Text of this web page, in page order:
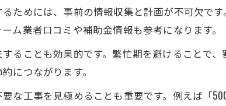
ためには、事前の情報収集と計画が不可欠で
ム業者口コミや補助金情報も参考になります。
ることも効果的です。繁忙期を避けることで
につながります。
な工事を見極めることも重要です。例えば「